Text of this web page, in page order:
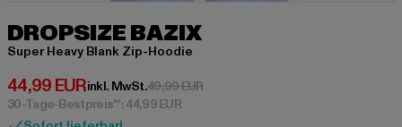
DROPSIZE BAZIX
Super Heavy Blank Zip-Hoodie
44,99 EUR
Derzeitiger Preis: 44,99 EUR
inkl. MwSt.49,99 EURAktionspreis: 49,99 EUR
30-Tage-Bestpreis**: 44,99 EUR